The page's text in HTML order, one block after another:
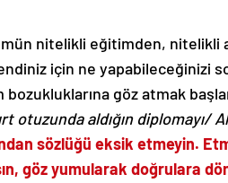
nitelikli eğitimden,
için ne yapabileceğinizi
göz atmak
otuzunda aldığın diplomayı/
sözlüğü eksik etmeyin.
göz yumularak doğrulara